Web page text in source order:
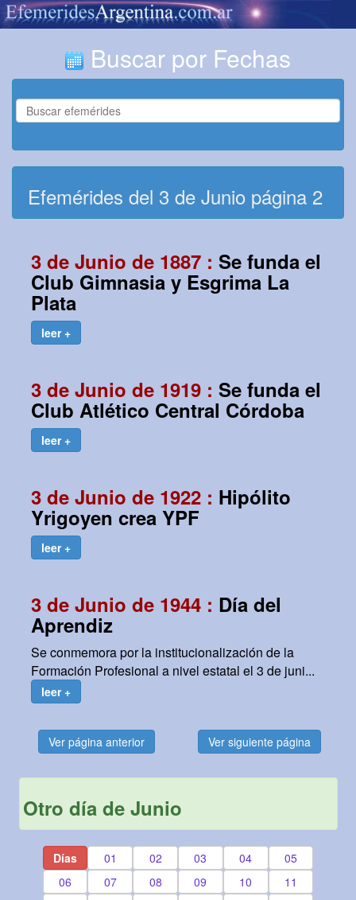
Buscar por Fechas
Efemérides del 3 de Junio página 2
3 de Junio de 1887 : Se funda el
Club Gimnasia y Esgrima La
Plata
leer +
3 de Junio de 1919 : Se funda el
Club Atlético Central Córdoba
leer +
3 de Junio de 1922 : Hipólito
Yrigoyen crea YPF
leer +
3 de Junio de 1944 : Día del
Aprendiz
Se conmemora por la institucionalización de la
Formación Profesional a nivel estatal el 3 de juni...
leer +
Ver página anterior Ver siguiente página
Otro día de Junio
Días 01 02 03 04
05
06
07 08 09 10
11